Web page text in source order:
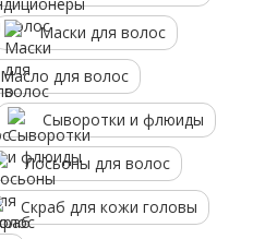
Маски для волос
Масло для волос
Сыворотки и флюиды
Лосьоны для волос
Скраб для кожи головы